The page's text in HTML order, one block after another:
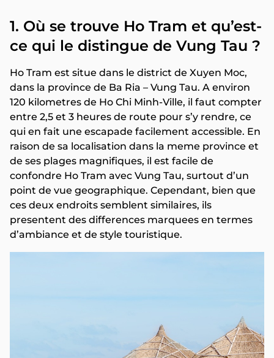
1. Où se trouve Ho Tram et qu’est-
ce qui le distingue de Vung Tau ?
Ho Tram est situe dans le district de Xuyen Moc,
dans la province de Ba Ria – Vung Tau. A environ
120 kilometres de Ho Chi Minh-Ville, il faut compter
entre 2,5 et 3 heures de route pour s’y rendre, ce
qui en fait une escapade facilement accessible. En
raison de sa localisation dans la meme province et
de ses plages magnifiques, il est facile de
confondre Ho Tram avec Vung Tau, surtout d’un
point de vue geographique. Cependant, bien que
ces deux endroits semblent similaires, ils
presentent des differences marquees en termes
d’ambiance et de style touristique.